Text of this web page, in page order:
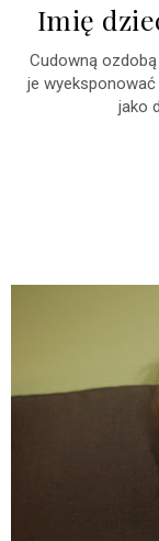
Imię
Cudowną
je
jako